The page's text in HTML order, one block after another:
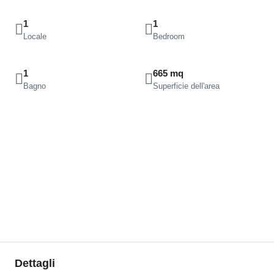
1
Locale
1
Bedroom
1
Bagno
665 mq
Superficie dell'area
Dettagli